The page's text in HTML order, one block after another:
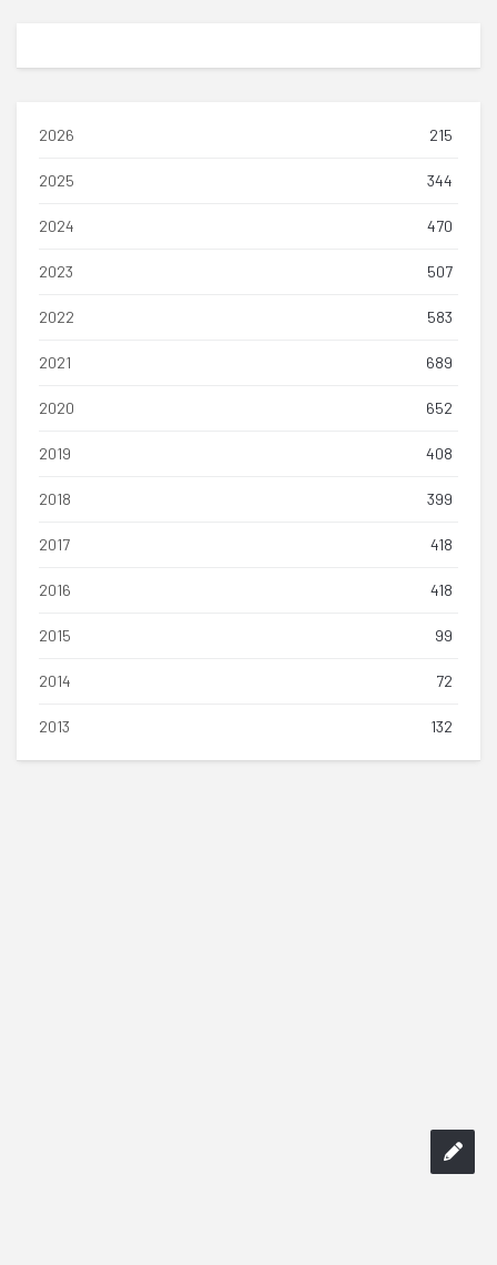
2026 215
2025 344
2024 470
2023 507
2022 583
2021 689
2020 652
2019 408
2018 399
2017 418
2016 418
2015 99
2014 72
2013 132